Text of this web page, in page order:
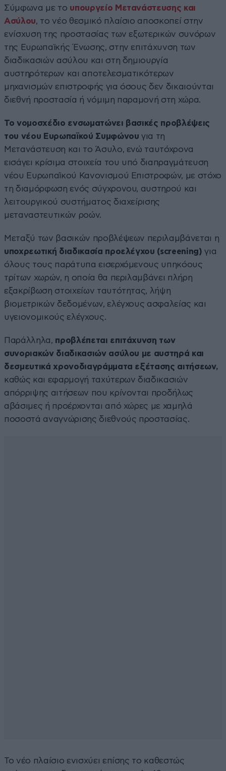
Σύμφωνα με το υπουργείο Μετανάστευσης και
Ασύλου, το νέο θεσμικό πλαίσιο αποσκοπεί στην
ενίσχυση της προστασίας των εξωτερικών συνόρων
της Ευρωπαϊκής Ένωσης, στην επιτάχυνση των
διαδικασιών ασύλου και στη δημιουργία
αυστηρότερων και αποτελεσματικότερων
μηχανισμών επιστροφής για όσους δεν δικαιούνται
διεθνή προστασία ή νόμιμη παραμονή στη χώρα.
Το νομοσχέδιο ενσωματώνει βασικές προβλέψεις
του νέου Ευρωπαϊκού Συμφώνου για τη
Μετανάστευση και το Άσυλο, ενώ ταυτόχρονα
εισάγει κρίσιμα στοιχεία του υπό διαπραγμάτευση
νέου Ευρωπαϊκού Κανονισμού Επιστροφών, με στόχο
τη διαμόρφωση ενός σύγχρονου, αυστηρού και
λειτουργικού συστήματος διαχείρισης
μεταναστευτικών ροών.
Μεταξύ των βασικών προβλέψεων περιλαμβάνεται η
υποχρεωτική διαδικασία προελέγχου (screening)για
όλους τους παράτυπα εισερχόμενους υπηκόους
τρίτων χωρών, η οποία θα περιλαμβάνει πλήρη
εξακρίβωση στοιχείων ταυτότητας, λήψη
βιομετρικών δεδομένων, ελέγχους ασφαλείας και
υγειονομικούς ελέγχους.
Παράλληλα, προβλέπεται επιτάχυνση των
συνοριακών διαδικασιών ασύλου με αυστηρά και
δεσμευτικά χρονοδιαγράμματα εξέτασης αιτήσεων,
καθώς και εφαρμογή ταχύτερων διαδικασιών
απόρριψης αιτήσεων που κρίνονται προδήλως
αβάσιμες ή προέρχονται από χώρες με χαμηλά
ποσοστά αναγνώρισης διεθνούς προστασίας.
Το νέο πλαίσιο ενισχύει επίσης το καθεστώς